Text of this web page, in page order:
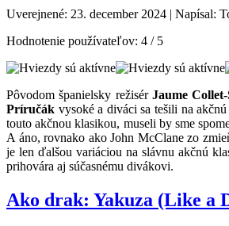
Uverejnené: 23. december 2024 | Napísal:
Hodnotenie používateľov: 4 / 5
Pôvodom španielsky režisérJaume
Príručák vysoké a diváci sa tešili na
touto akčnou klasikou, museli by sme
A áno, rovnako ako John McClane zo
je len ďalšou variáciou na slávnu akčnú
prihovára aj súčasnému divákovi.
Ako drak: Yakuza (Like a